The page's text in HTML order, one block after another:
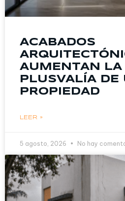
ACABADOS
AUMENTAN LA
PLUSVALÍA DE
PROPIEDAD
LEER »
5 agosto, 2026 No hay